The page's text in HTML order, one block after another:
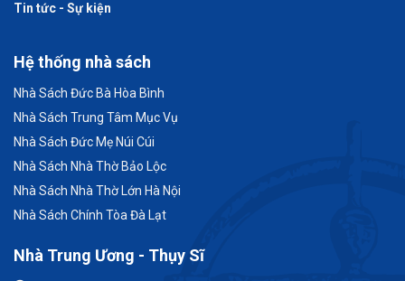
Tin tức - Sự kiện
Hệ thống nhà sách
Nhà Sách Đức Bà Hòa Bình
Nhà Sách Trung Tâm Mục Vụ
Nhà Sách Đức Mẹ Núi Cúi
Nhà Sách Nhà Thờ Bảo Lộc
Nhà Sách Nhà Thờ Lớn Hà Nội
Nhà Sách Chính Tòa Đà Lạt
Nhà Trung Ương - Thụy Sĩ